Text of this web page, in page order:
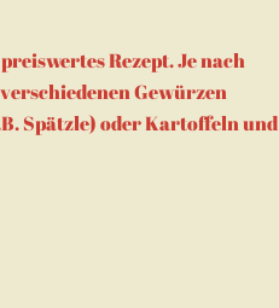
Rezept. Je nach
Gewürzen
Spätzle) oder Kartoffeln und